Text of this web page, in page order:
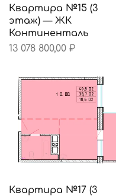
Квартира №15 (3
этаж) — ЖК
Континенталь
13 078 800,00 ₽
Квартира №17 (3